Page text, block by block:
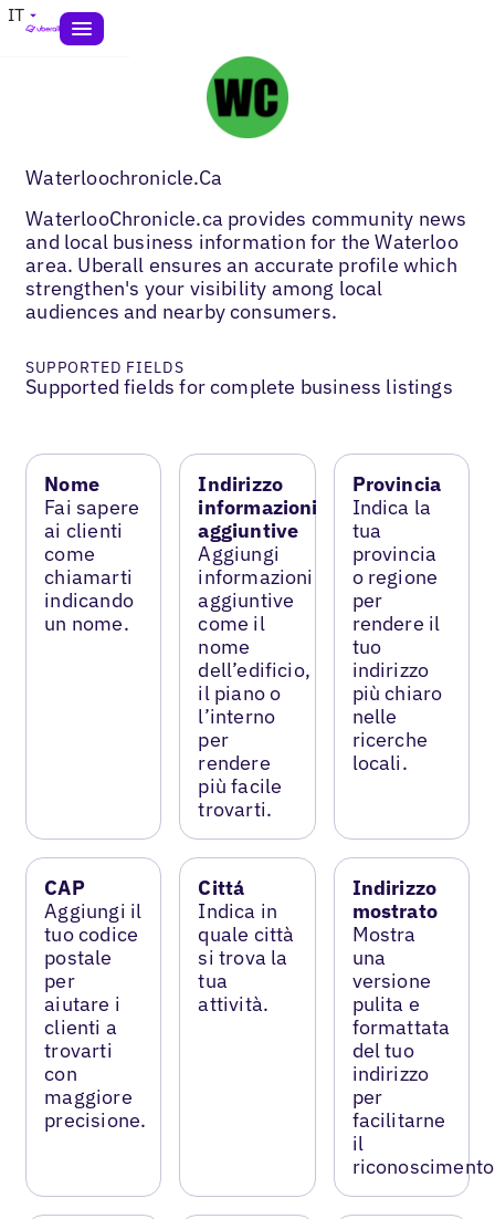
IT
Waterloochronicle.Ca
WaterlooChronicle.ca provides community news
and local business information for the Waterloo
area. Uberall ensures an accurate profile which
strengthen's your visibility among local
audiences and nearby consumers.
SUPPORTED FIELDS
Supported fields for complete business listings
Nome
Fai sapere
ai clienti
come
chiamarti
indicando
un nome.
Indirizzo
informazioni
aggiuntive
Aggiungi
informazioni
aggiuntive
come il
nome
dell’edificio,
il piano o
l’interno
per
rendere
più facile
trovarti.
Provincia
Indica la
tua
provincia
o regione
per
rendere il
tuo
indirizzo
più chiaro
nelle
ricerche
locali.
CAP
Aggiungi il
tuo codice
postale
per
aiutare i
clienti a
trovarti
con
maggiore
precisione.
Cittá
Indica in
quale città
si trova la
tua
attività.
Indirizzo
mostrato
Mostra
una
versione
pulita e
formattata
del tuo
indirizzo
per
facilitarne
il